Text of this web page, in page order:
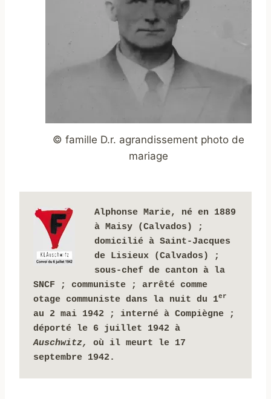
© famille D.r. agrandissement photo de
mariage
Alphonse Marie, né en 1889
à Maisy (Calvados) ;
domicilié à Saint-Jacques
de Lisieux (Calvados) ;
sous-chef de canton à la
SNCF ; communiste ; arrêté comme
otage communiste dans la nuit du 1er
au 2 mai 1942 ; interné à Compiègne ;
déporté le 6 juillet 1942 à
Auschwitz, où il meurt le 17
septembre 1942.